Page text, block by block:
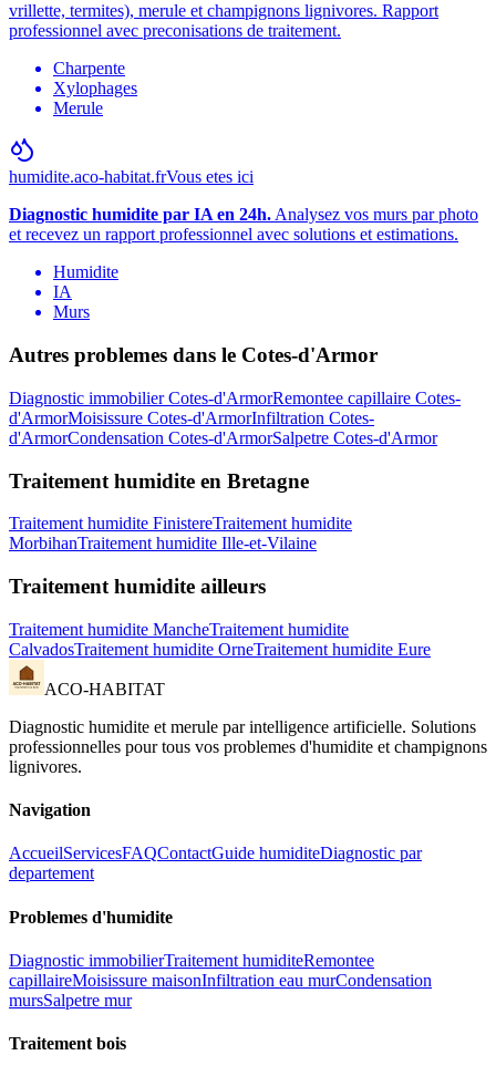
vrillette, termites), merule et champignons lignivores. Rapport
professionnel avec preconisations de traitement.
Charpente
Xylophages
Merule
humidite.aco-habitat.frVous etes ici
Diagnostic humidite par IA en 24h.Analysez vos murs par photo
et recevez un rapport professionnel avec solutions et estimations.
Humidite
IA
Murs
Autres problemes dans le Cotes-d'Armor
Diagnostic immobilier Cotes-d'ArmorRemontee capillaire Cotes-
d'ArmorMoisissure Cotes-d'ArmorInfiltration Cotes-
d'ArmorCondensation Cotes-d'ArmorSalpetre Cotes-d'Armor
Traitement humidite en Bretagne
Traitement humidite FinistereTraitement humidite
MorbihanTraitement humidite Ille-et-Vilaine
Traitement humidite ailleurs
Traitement humidite MancheTraitement humidite
CalvadosTraitement humidite OrneTraitement humidite Eure
ACO-HABITAT
Diagnostic humidite et merule par intelligence artificielle. Solutions
professionnelles pour tous vos problemes d'humidite et champignons
lignivores.
Navigation
AccueilServicesFAQContactGuide humiditeDiagnostic par
departement
Problemes d'humidite
Diagnostic immobilierTraitement humiditeRemontee
capillaireMoisissure maisonInfiltration eau murCondensation
mursSalpetre mur
Traitement bois